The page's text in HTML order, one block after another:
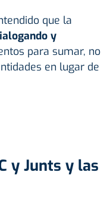
que la
y
para sumar, no
en lugar de
y Junts y las